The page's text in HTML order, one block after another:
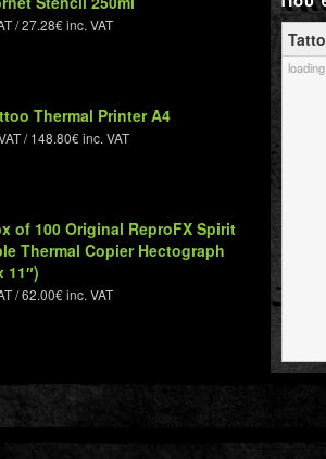
/27.28€inc. VAT
Thermal Printer A4
/148.80€inc. VAT
of 100 Original ReproFX Spirit
Thermal Copier Hectograph
11″)
/62.00€inc. VAT